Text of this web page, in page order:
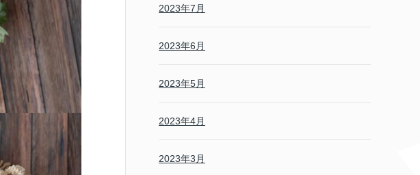
2023年7月
2023年6月
2023年5月
2023年4月
2023年3月